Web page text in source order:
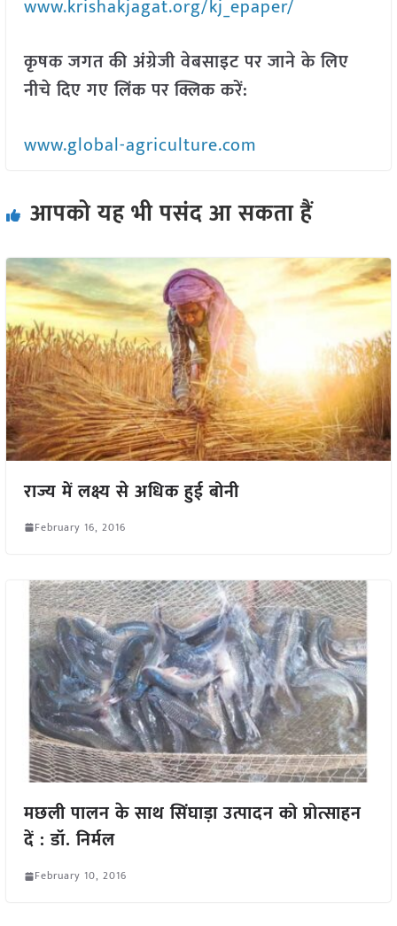
www.krishakjagat.org/kj_epaper/
कृषक जगत की अंग्रेजी वेबसाइट पर जाने के लिए
नीचे दिए गए लिंक पर क्लिक करें:
www.global-agriculture.com
आपको यह भी पसंद आ सकता हैं
राज्य में लक्ष्य से अधिक हुई बोनी
February 16, 2016
मछली पालन के साथ सिंघाड़ा उत्पादन को प्रोत्साहन
दें : डॉ. निर्मल
February 10, 2016